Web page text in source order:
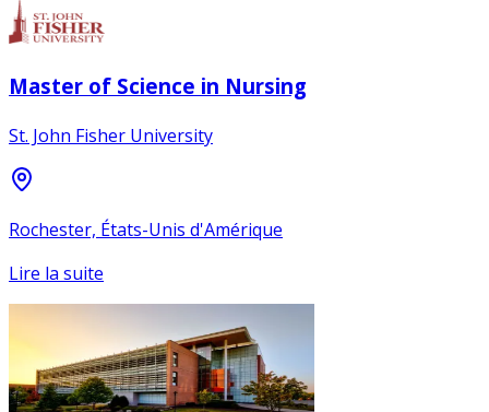
Master of Science in Nursing
St. John Fisher University
Rochester, États-Unis d'Amérique
Lire la suite